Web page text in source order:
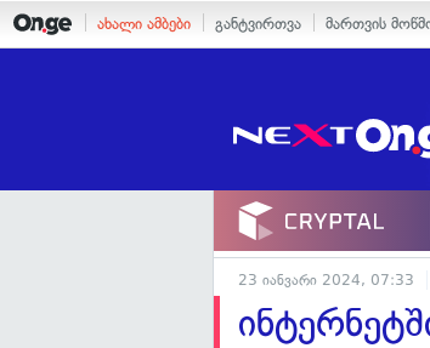
ახალი ამბები განტვირთვა მართვის
23 იანვარი 2024, 07:33